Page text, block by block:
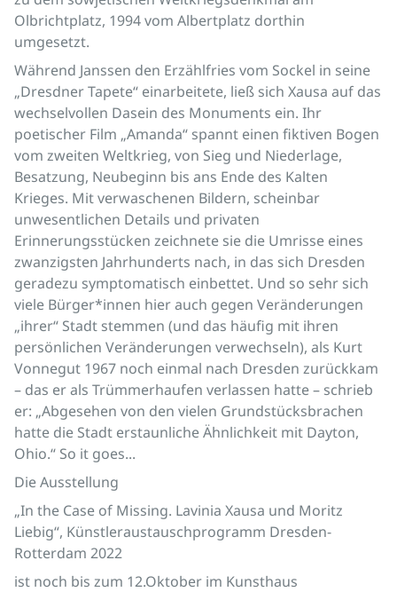
Olbrichtplatz, 1994 vom Albertplatz dorthin
umgesetzt.
Während Janssen den Erzählfries vom Sockel in seine
„Dresdner Tapete“ einarbeitete, ließ sich Xausa auf das
wechselvollen Dasein des Monuments ein. Ihr
poetischer Film „Amanda“ spannt einen fiktiven Bogen
vom zweiten Weltkrieg, von Sieg und Niederlage,
Besatzung, Neubeginn bis ans Ende des Kalten
Krieges. Mit verwaschenen Bildern, scheinbar
unwesentlichen Details und privaten
Erinnerungsstücken zeichnete sie die Umrisse eines
zwanzigsten Jahrhunderts nach, in das sich Dresden
geradezu symptomatisch einbettet. Und so sehr sich
viele Bürger*innen hier auch gegen Veränderungen
„ihrer“ Stadt stemmen (und das häufig mit ihren
persönlichen Veränderungen verwechseln), als Kurt
Vonnegut 1967 noch einmal nach Dresden zurückkam
– das er als Trümmerhaufen verlassen hatte – schrieb
er: „Abgesehen von den vielen Grundstücksbrachen
hatte die Stadt erstaunliche Ähnlichkeit mit Dayton,
Ohio.“ So it goes...
Die Ausstellung
„In the Case of Missing. Lavinia Xausa und Moritz
Liebig“, Künstleraustauschprogramm Dresden-
Rotterdam 2022
ist noch bis zum 12.Oktober im Kunsthaus